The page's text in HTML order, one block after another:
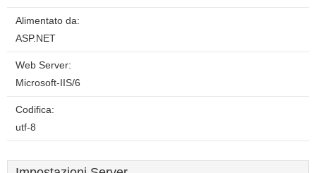
Alimentato da:
ASP.NET
Web Server:
Microsoft-IIS/6
Codifica:
utf-8